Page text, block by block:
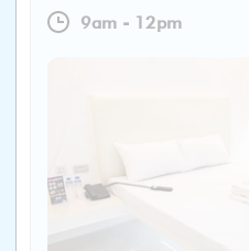
9am - 12pm